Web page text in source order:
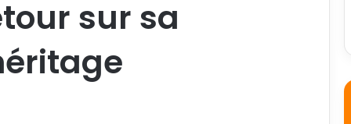
sur sa